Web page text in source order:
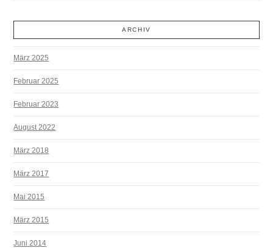
ARCHIV
März 2025
Februar 2025
Februar 2023
August 2022
März 2018
März 2017
Mai 2015
März 2015
Juni 2014